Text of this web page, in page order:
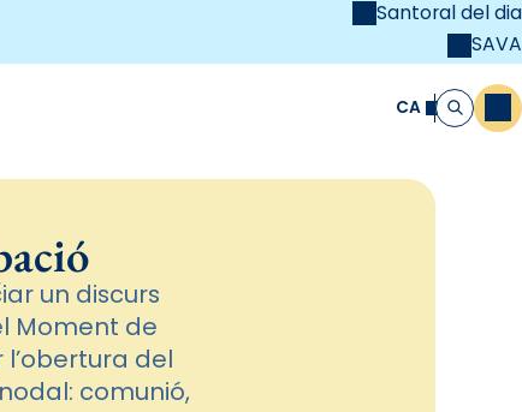
Santoral del dia
SAVA
Cristiana CA Cerca
un discurs
Moment de
l’obertura del
comunió,